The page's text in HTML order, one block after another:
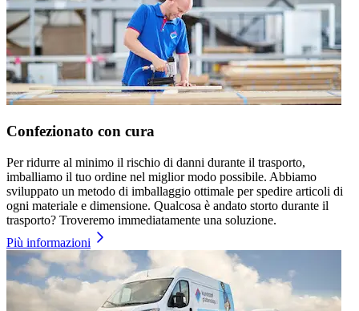
Confezionato con cura
Per ridurre al minimo il rischio di danni durante il trasporto,
imballiamo il tuo ordine nel miglior modo possibile. Abbiamo
sviluppato un metodo di imballaggio ottimale per spedire articoli di
ogni materiale e dimensione. Qualcosa è andato storto durante il
trasporto? Troveremo immediatamente una soluzione.
Più informazioni